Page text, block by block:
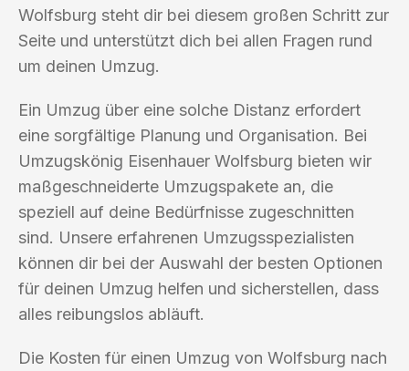
Wolfsburg steht dir bei diesem großen Schritt zur
Seite und unterstützt dich bei allen Fragen rund
um deinen Umzug.
Ein Umzug über eine solche Distanz erfordert
eine sorgfältige Planung und Organisation. Bei
Umzugskönig Eisenhauer Wolfsburg bieten wir
maßgeschneiderte Umzugspakete an, die
speziell auf deine Bedürfnisse zugeschnitten
sind. Unsere erfahrenen Umzugsspezialisten
können dir bei der Auswahl der besten Optionen
für deinen Umzug helfen und sicherstellen, dass
alles reibungslos abläuft.
Die Kosten für einen Umzug von Wolfsburg nach